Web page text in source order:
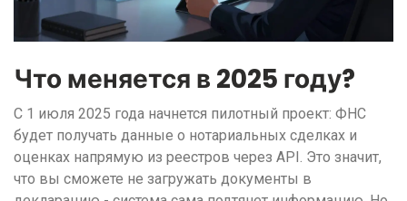
Что меняется в 2025 году?
С 1 июля 2025 года начнется пилотный проект: ФНС
будет получать данные о нотариальных сделках и
оценках напрямую из реестров через API. Это значит,
что вы сможете не загружать документы в